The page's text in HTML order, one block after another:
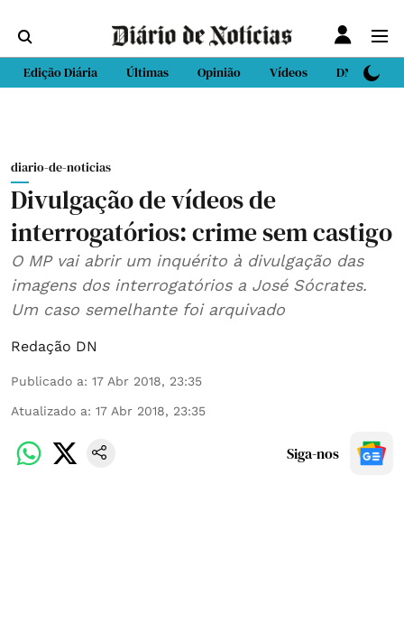
Edição Diária Últimas Opinião Vídeos DN Sport
diario-de-noticias
Divulgação de vídeos de
interrogatórios: crime sem castigo
O MP vai abrir um inquérito à divulgação das
imagens dos interrogatórios a José Sócrates.
Um caso semelhante foi arquivado
Redação DN
Publicado a: 17 Abr 2018, 23:35
Atualizado a: 17 Abr 2018, 23:35
Siga-nos